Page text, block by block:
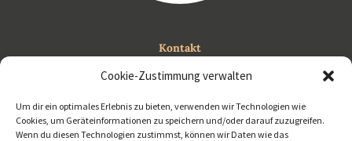
Cookie-Zustimmung verwalten
Um dir ein optimales Erlebnis zu bieten, verwenden wir Technologien wie
Cookies, um Geräteinformationen zu speichern und/oder darauf zuzugreifen.
Wenn du diesen Technologien zustimmst, können wir Daten wie das
Kontakt
info@marions-massagestudio.at